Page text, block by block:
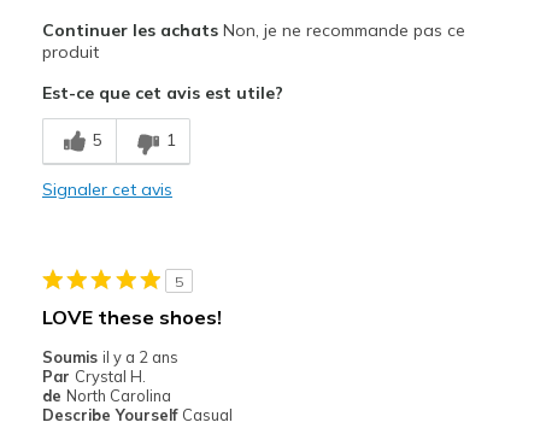
Attractive Design
Stylish
Le contre
Need Break In
Les meilleures utilisations
Casual Wear
Width
Sizing
Continuer les achatsNon, je ne recommande pas ce
produit
Est-ce que cet avis est utile?
5 1
Signaler cet avis
5
LOVE these shoes!
Soumis il y a 2 ans
Par Crystal H.
de North Carolina
Describe Yourself Casual